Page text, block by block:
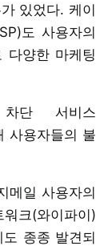
있었다. 케이
도 사용자의
다양한 마케팅
단 서비스
사용자들의 불
메일 사용자의
크(와이파이)
종종 발견되